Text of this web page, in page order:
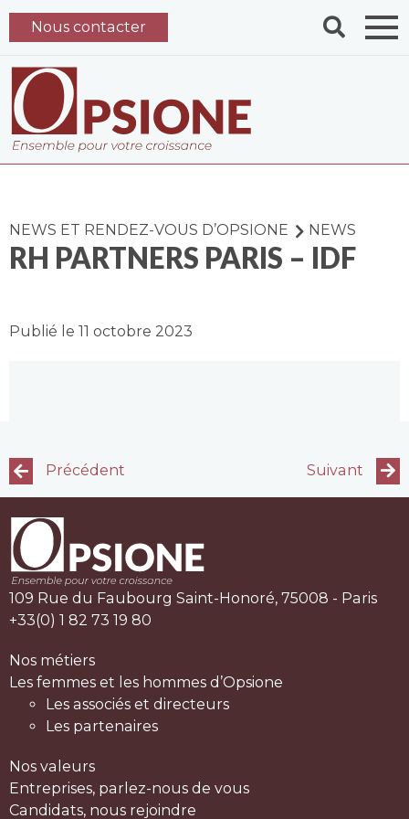
Nous contacter
NEWS ET RENDEZ-VOUS D’OPSIONE NEWS
RH PARTNERS PARIS – IDF
Publié le 11 octobre 2023
Précédent Suivant
109 Rue du Faubourg Saint-Honoré, 75008 - Paris
+33(0) 1 82 73 19 80
Nos métiers
Les femmes et les hommes d’Opsione
Les associés et directeurs
Les partenaires
Nos valeurs
Entreprises, parlez-nous de vous
Candidats, nous rejoindre